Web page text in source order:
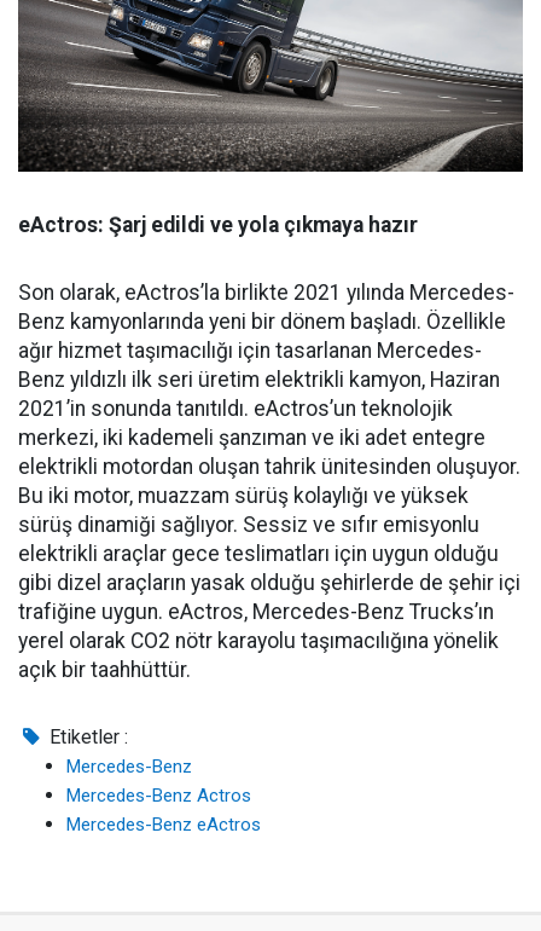
eActros: Şarj edildi ve yola çıkmaya hazır
Son olarak, eActros’la birlikte 2021 yılında Mercedes-
Benz kamyonlarında yeni bir dönem başladı. Özellikle
ağır hizmet taşımacılığı için tasarlanan Mercedes-
Benz yıldızlı ilk seri üretim elektrikli kamyon, Haziran
2021’in sonunda tanıtıldı. eActros’un teknolojik
merkezi, iki kademeli şanzıman ve iki adet entegre
elektrikli motordan oluşan tahrik ünitesinden oluşuyor.
Bu iki motor, muazzam sürüş kolaylığı ve yüksek
sürüş dinamiği sağlıyor. Sessiz ve sıfır emisyonlu
elektrikli araçlar gece teslimatları için uygun olduğu
gibi dizel araçların yasak olduğu şehirlerde de şehir içi
trafiğine uygun. eActros, Mercedes-Benz Trucks’ın
yerel olarak CO2 nötr karayolu taşımacılığına yönelik
açık bir taahhüttür.
Etiketler :
Mercedes-Benz
Mercedes-Benz Actros
Mercedes-Benz eActros